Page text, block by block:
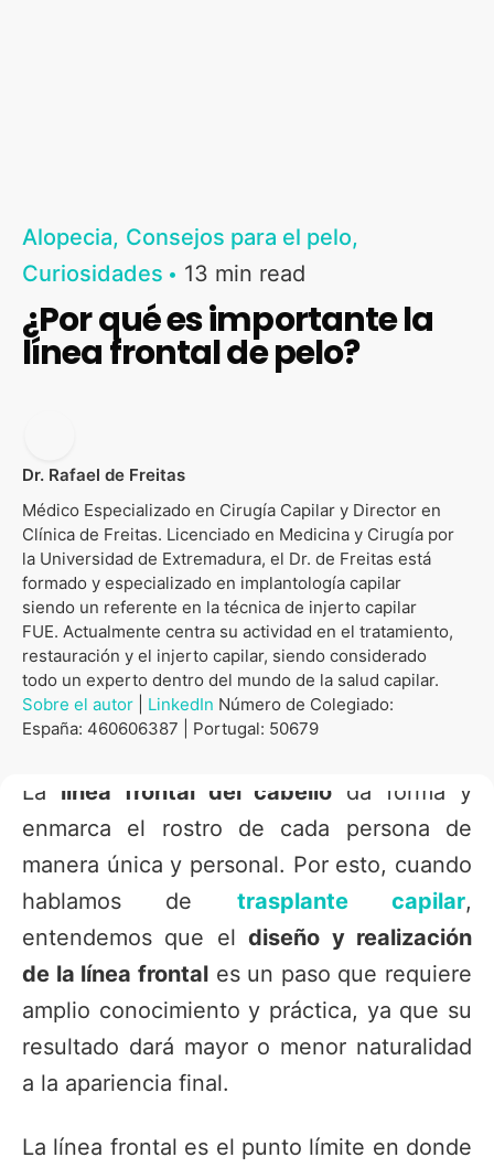
Alopecia Consejos para el pelo
Curiosidades
13 min read
¿Por qué es importante la
línea frontal de pelo?
Dr. Rafael de Freitas
Médico Especializado en Cirugía Capilar y Director en
Clínica de Freitas. Licenciado en Medicina y Cirugía por
la Universidad de Extremadura, el Dr. de Freitas está
formado y especializado en implantología capilar
siendo un referente en la técnica de injerto capilar
FUE. Actualmente centra su actividad en el tratamiento,
restauración y el injerto capilar, siendo considerado
todo un experto dentro del mundo de la salud capilar.
Sobre el autor
LinkedIn Número de Colegiado:
España: 460606387 | Portugal: 50679
La línea frontal del cabello da forma y
enmarca el rostro de cada persona de
manera única y personal. Por esto, cuando
hablamos de trasplante capilar,
entendemos que eldiseño y realización
de la línea frontales un paso que requiere
amplio conocimiento y práctica, ya que su
resultado dará mayor o menor naturalidad
a la apariencia final.
La línea frontal es el punto límite en donde